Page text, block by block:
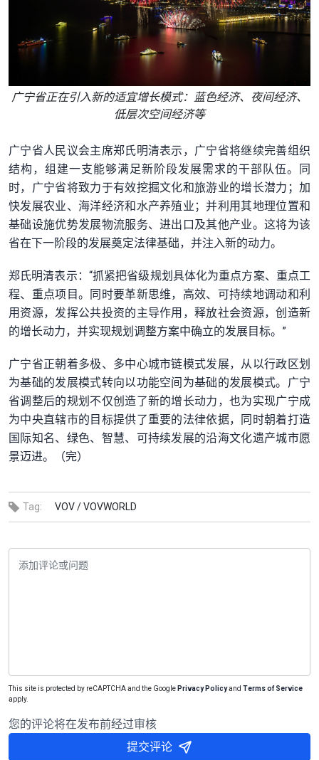
广宁省正在引入新的适宜增长模式：蓝色经济、夜间经济、
低层次空间经济等
广宁省人民议会主席郑氏明清表示，广宁省将继续完善组织
结构，组建一支能够满足新阶段发展需求的干部队伍。同
时，广宁省将致力于有效挖掘文化和旅游业的增长潜力；加
快发展农业、海洋经济和水产养殖业；并利用其地理位置和
基础设施优势发展物流服务、进出口及其他产业。这将为该
省在下一阶段的发展奠定法律基础，并注入新的动力。
郑氏明清表示：“抓紧把省级规划具体化为重点方案、重点工
程、重点项目。同时要革新思维，高效、可持续地调动和利
用资源，发挥公共投资的主导作用，释放社会资源，创造新
的增长动力，并实现规划调整方案中确立的发展目标。”
广宁省正朝着多极、多中心城市链模式发展，从以行政区划
为基础的发展模式转向以功能空间为基础的发展模式。广宁
省调整后的规划不仅创造了新的增长动力，也为实现广宁成
为中央直辖市的目标提供了重要的法律依据，同时朝着打造
国际知名、绿色、智慧、可持续发展的沿海文化遗产城市愿
景迈进。（完）
Tag: VOV /VOVWORLD
This site is protected by reCAPTCHA and the Google Privacy Policyand Terms of Service
apply.
您的评论将在发布前经过审核
提交评论